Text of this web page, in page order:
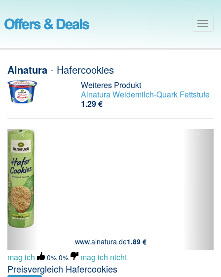
Alnatura - Hafercookies
Weiteres Produkt
AlnaturaWeidemilch-Quark Fettstufe
1.29 €
www.alnatura.de1.89 €
‹ ›
mag ich 0% 0% mag ich nicht
Preisvergleich Hafercookies